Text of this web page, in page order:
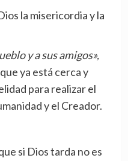
la misericordia y la
y a sus amigos»,
ya está cerca y
para realizar el
y el Creador.
si Dios tarda no es